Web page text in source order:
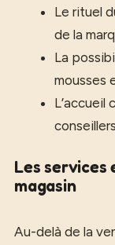
Le rituel
de la
La
mousses
L’accueil
conseillers
Les services
magasin
Au-delà de la